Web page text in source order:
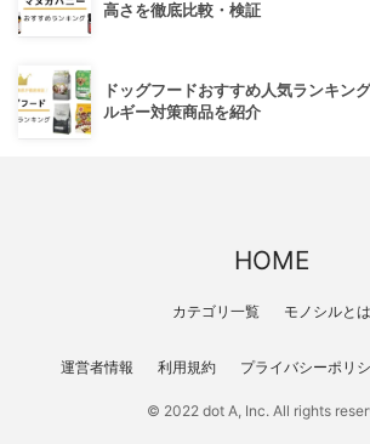
高さを徹底比較・検証
ドッグフードおすすめ人気ランキン
ルギー対策商品を紹介
HOME
カテゴリ一覧 モノシルとは
運営者情報 利用規約 プライバシーポリ
© 2022 dot A, Inc. All rights